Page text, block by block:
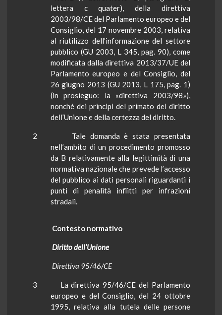
lettera c quater), della direttiva
2003/98/CE del Parlamento europeo e del
Consiglio, del 17 novembre 2003, relativa
al riutilizzo dell’informazione del settore
pubblico (GU 2003, L 345, pag. 90), come
modificata dalla direttiva 2013/37/UE del
Parlamento europeo e del Consiglio, del
26 giugno 2013 (GU 2013, L 175, pag. 1)
(in prosieguo: la «direttiva 2003/98»),
nonché dei principi del primato del diritto
dell’Unione e della certezza del diritto.
2 Tale domanda è stata presentata
nell’ambito di un procedimento promosso
da B relativamente alla legittimità di una
normativa nazionale che prevede l’accesso
del pubblico ai dati personali riguardanti i
punti di penalità inflitti per infrazioni
stradali.
Contesto normativo
Diritto dell’Unione
Direttiva 95/46/CE
3 La direttiva 95/46/CE del Parlamento
europeo e del Consiglio, del 24 ottobre
1995, relativa alla tutela delle persone